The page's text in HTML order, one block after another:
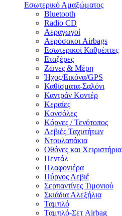
Εσωτερικό Αμαξώματος
Bluetooth
Radio CD
Αεραγωγοί
Αερόσακοι Airbags
Εσωτερικοί Καθρέπτες
Εταζέρες
Ζώνες & Μέρη
Ήχος/Εικόνα/GPS
Καθίσματα-Σαλόνι
Καντράν Κοντέρ
Κεραίες
Κονσόλες
Κόρνες / Τενότοπος
Λεβιές Ταχυτήτων
Ντουλαπάκια
Οθόνες και Χειριστήρια
Πεντάλ
Πλαφονιέρα
Πύργος Λεβιέ
Σερπαντίνες Τιμονιού
Σκιάδια Αλεξήλια
Ταμπλό
Ταμπλό-Σετ Airbag